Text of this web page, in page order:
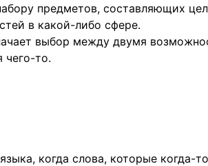
предметов, составляющих
в какой-либо сфере.
выбор между двумя
чего-то.
когда слова, которые когда-